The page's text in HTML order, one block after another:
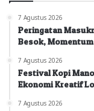
7 Agustus 2026
Peringatan
Besok,
7 Agustus 2026
Festival Kopi
Ekonomi Kreatif
7 Agustus 2026